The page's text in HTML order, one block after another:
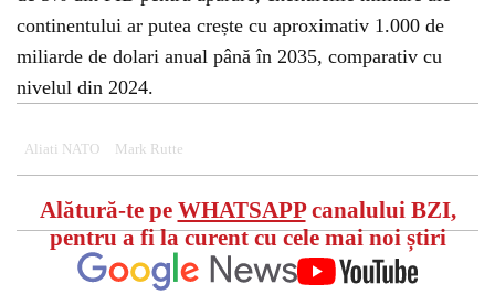
continentului ar putea crește cu aproximativ 1.000 de
miliarde de dolari anual până în 2035, comparativ cu
nivelul din 2024.
Aliati NATO Mark Rutte
Alătură-te pe WHATSAPPcanalului BZI,
pentru a fi la curent cu cele mai noi știri